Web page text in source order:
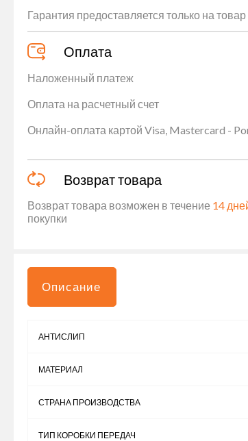
Гарантия предоставляется только на товар
Оплата
Наложенный платеж
Оплата на расчетный счет
Онлайн-оплата картой Visa, Mastercard -
Возврат товара
Возврат товара возможен в течение 14
покупки
Описание
АНТИСЛИП
МАТЕРИАЛ
СТРАНА ПРОИЗВОДСТВА
ТИП КОРОБКИ ПЕРЕДАЧ